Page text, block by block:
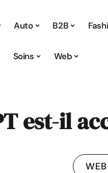
Auto B2B
Soins Web
est-il
WEB